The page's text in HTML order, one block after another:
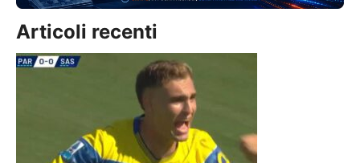
Articoli recenti